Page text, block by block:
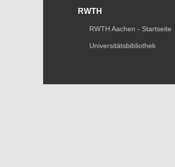
RWTH
RWTH Aachen - Startseite
Universitätsbibliothek